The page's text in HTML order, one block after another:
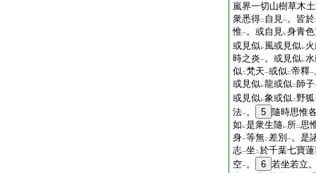
嵐界一切山樹草木
衆悉得二 自見一。皆於
惟一。或自見レ身青
或見似レ風或見似レ
時之炎一。或見似レ
似二梵天一或似二帝釋一
或見似レ龍或似二師子
或見似レ象或似二野狐
法一。 5 隨時思惟
如 レ是衆生隨 レ所二思
身一等無二差別 一。是
志一坐 二於千葉七寶
空一。 6 若坐若立